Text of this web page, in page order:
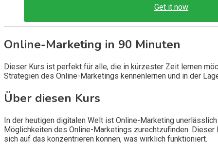
Get it now
Online-Marketing in 90 Minuten
Dieser Kurs ist perfekt für alle, die in kürzester Zeit lernen
Strategien des Online-Marketings kennenlernen und in der
Über diesen Kurs
In der heutigen digitalen Welt ist Online-Marketing
Möglichkeiten des Online-Marketings zurechtzufinden.
sich auf das konzentrieren können, was wirklich funktioniert.